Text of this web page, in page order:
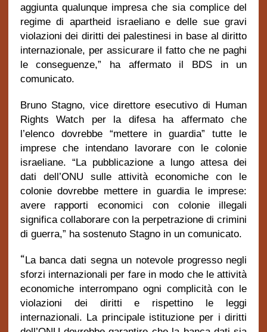
aggiunta qualunque impresa che sia complice del
regime di apartheid israeliano e delle sue gravi
violazioni dei diritti dei palestinesi in base al diritto
internazionale, per assicurare il fatto che ne paghi
le conseguenze,” ha affermato il BDS in un
comunicato.
Bruno Stagno, vice direttore esecutivo di Human
Rights Watch per la difesa ha affermato che
l’elenco dovrebbe “mettere in guardia” tutte le
imprese che intendano lavorare con le colonie
israeliane. “La pubblicazione a lungo attesa dei
dati dell’ONU sulle attività economiche con le
colonie dovrebbe mettere in guardia le imprese:
avere rapporti economici con colonie illegali
significa collaborare con la perpetrazione di crimini
di guerra,” ha sostenuto Stagno in un comunicato.
“La banca dati segna un notevole progresso negli
sforzi internazionali per fare in modo che le attività
economiche interrompano ogni complicità con le
violazioni dei diritti e rispettino le leggi
internazionali. La principale istituzione per i diritti